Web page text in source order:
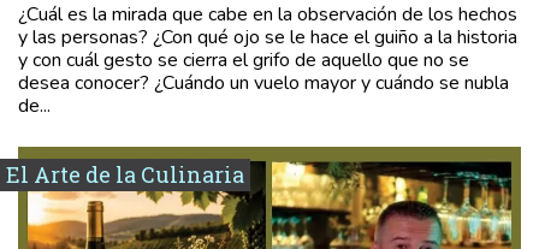
¿Cuál es la mirada que cabe en la observación de los hechos
y las personas? ¿Con qué ojo se le hace el guiño a la historia
y con cuál gesto se cierra el grifo de aquello que no se
desea conocer? ¿Cuándo un vuelo mayor y cuándo se nubla
de...
El Arte de la Culinaria